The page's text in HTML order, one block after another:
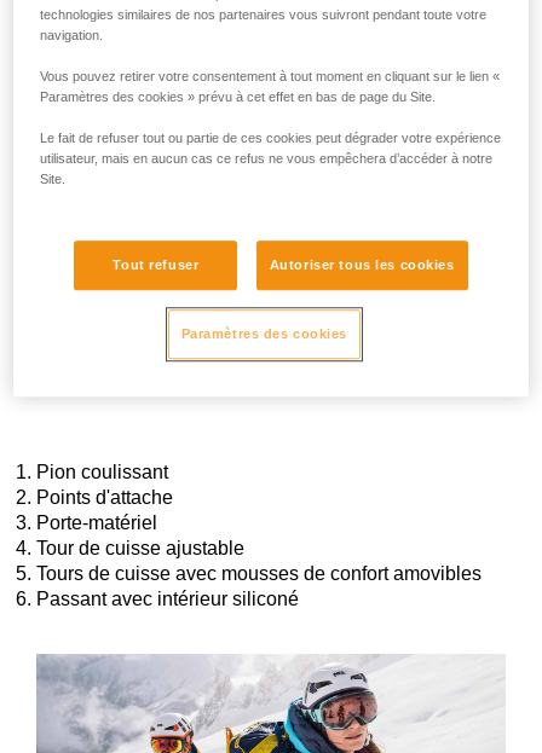
l’équipement nécessaire pour les courses techniques. La
donc depoints d'attache, de sangles et de porte-matériel
renforcés en polyéthylène haute ténacité (PEHD) pour une
le harnais ultime pour les experts de la montagne.
Pion coulissant
Points d'attache
Porte-matériel
Tour de cuisse ajustable
Tours de cuisse avec mousses de confort amovibles
Passant avec intérieur siliconé
technologies similaires de nos partenaires vous suivront pendant toute votre
navigation.
Vous pouvez retirer votre consentement à tout moment en cliquant sur le lien «
Paramètres des cookies » prévu à cet effet en bas de page du Site.
Le fait de refuser tout ou partie de ces cookies peut dégrader votre expérience
utilisateur, mais en aucun cas ce refus ne vous empêchera d’accéder à notre
Site.
Tout refuser Autoriser tous les cookies
Paramètres des cookies